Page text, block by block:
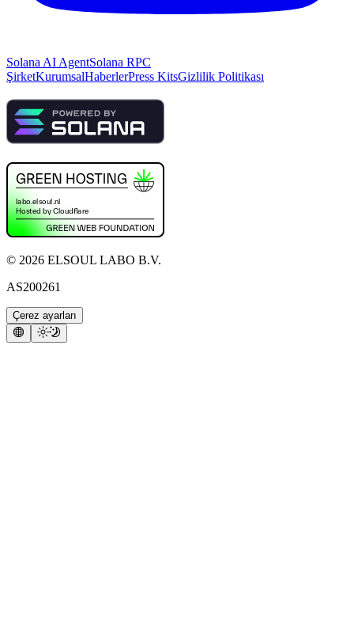
Solana AI AgentSolana RPC
ŞirketKurumsalHaberlerPress KitsGizlilik Politikası
© 2026 ELSOUL LABO B.V.
AS200261
Çerez ayarları